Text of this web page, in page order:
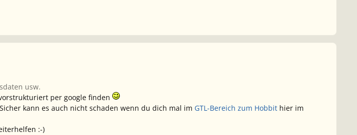
usw.
per google finden
kann es auch nicht schaden wenn du dich mal im GTL-Bereich zum Hobbit hier im
:-)